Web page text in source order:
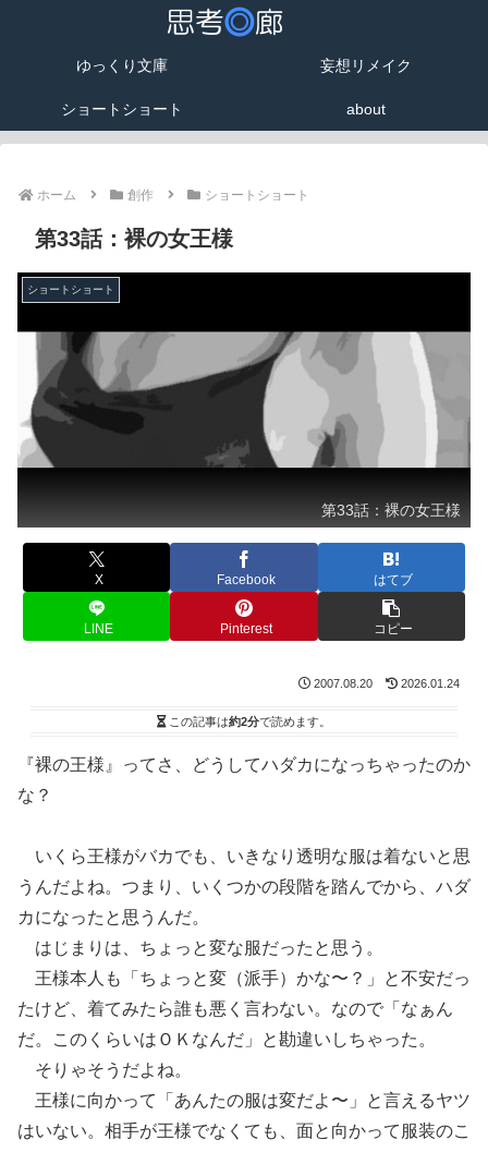
ゆっくり文庫 妄想リメイク
ショートショート about
ホーム 創作 ショートショート
第33話：裸の女王様
ショートショート
第33話：裸の女王様
X Facebook はてブ
LINE Pinterest コピー
2007.08.20 2026.01.24
この記事は約2分で読めます。
『裸の王様』ってさ、どうしてハダカになっちゃったのか
な？
いくら王様がバカでも、いきなり透明な服は着ないと思
うんだよね。つまり、いくつかの段階を踏んでから、ハダ
カになったと思うんだ。
はじまりは、ちょっと変な服だったと思う。
王様本人も「ちょっと変（派手）かな〜？」と不安だっ
たけど、着てみたら誰も悪く言わない。なので「なぁん
だ。このくらいはＯＫなんだ」と勘違いしちゃった。
そりゃそうだよね。
王様に向かって「あんたの服は変だよ〜」と言えるヤツ
はいない。相手が王様でなくても、面と向かって服装のこ